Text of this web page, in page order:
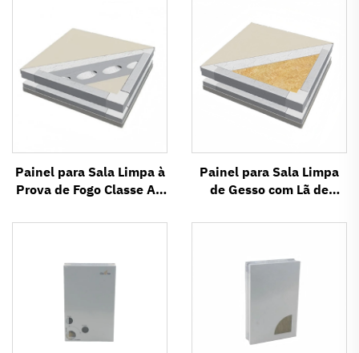
Painel para Sala Limpa à
Prova de Fogo Classe A1
Magnésio
Painel para Sala Limpa
de Gesso com Lã de
Sanduíche à Prova de